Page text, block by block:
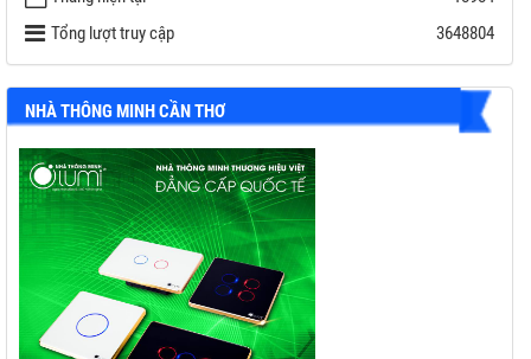
Thương hiệu: DEYE
Tổng lượt truy cập
3648804
NHÀ THÔNG MINH CẦN THƠ